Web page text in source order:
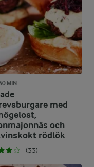
MIN
med
och
rödlök
(33)